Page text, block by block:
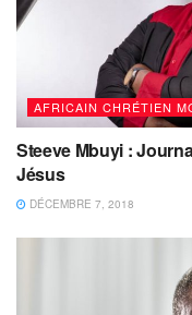
AFRICAIN CHRÉTIEN
Steeve Mbuyi :
Jésus
DÉCEMBRE 7, 2018